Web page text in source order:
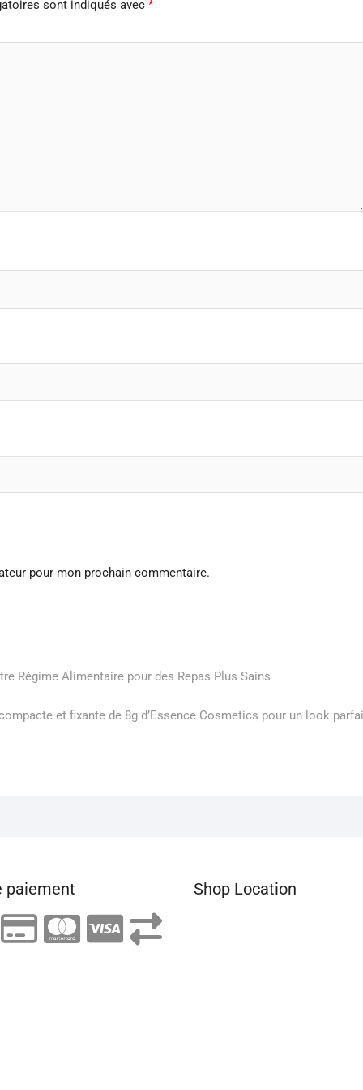
sont indiqués avec *
pour mon prochain commentaire.
Régime Alimentaire pour des Repas Plus Sains
et fixante de 8g d’Essence Cosmetics pour un look
paiement Shop Location